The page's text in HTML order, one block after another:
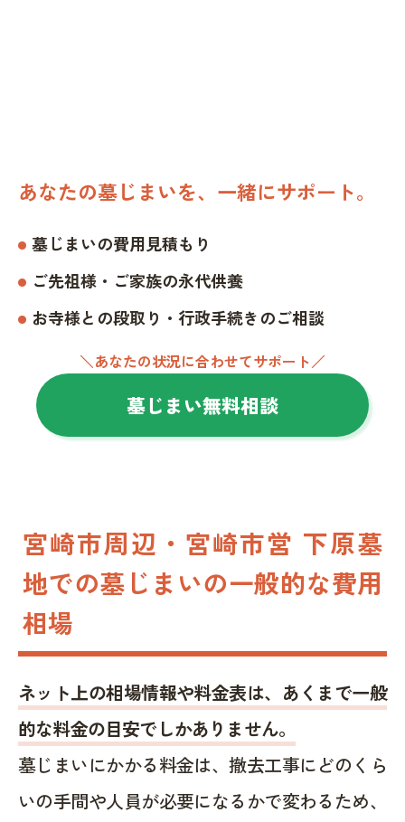
あなたの墓じまいを、一緒にサポート。
墓じまいの費用見積もり
ご先祖様・ご家族の永代供養
お寺様との段取り・行政手続きのご相談
＼あなたの状況に合わせてサポート／
墓じまい無料相談
宮崎市周辺・宮崎市営 下原墓
地での墓じまいの一般的な費用
相場
ネット上の相場情報や料金表は、あくまで一般
的な料金の目安でしかありません。
墓じまいにかかる料金は、撤去工事にどのくら
いの手間や人員が必要になるかで変わるため、